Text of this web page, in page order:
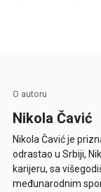
O autoru
Nikola Čavić
Nikola Čavić je
odrastao u Srbiji,
karijeru, sa
međunarodnim